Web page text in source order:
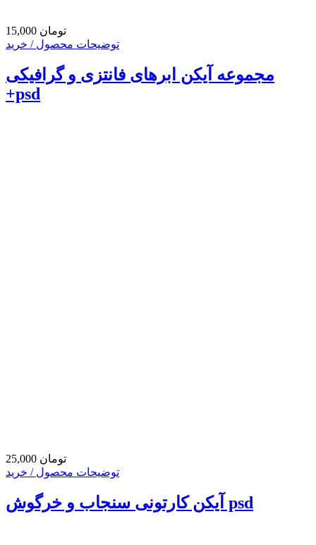
15,000 تومان
توضیحات محصول / خرید
مجموعه آیکن ابرهای فانتزی و گرافیکی
+psd
25,000 تومان
توضیحات محصول / خرید
آیکن کارتونی سنجاب و خرگوش psd